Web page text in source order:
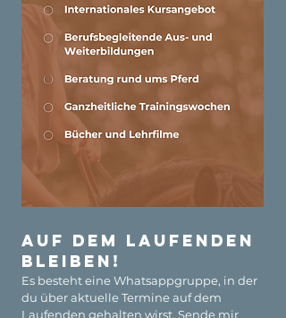
Auf dem Laufenden
bleiben!
Es besteht eine Whatsappgruppe, in der
du über aktuelle Termine auf dem
Laufenden gehalten wirst. Sende mir